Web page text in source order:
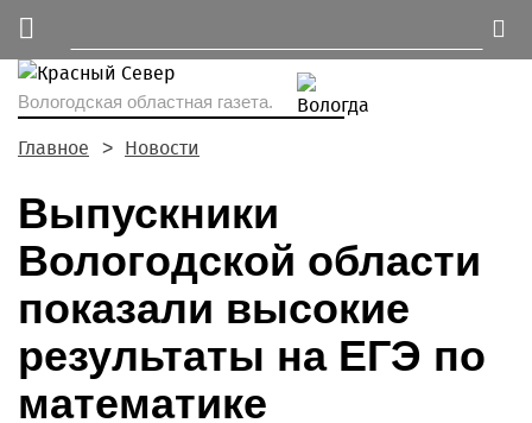
Вологодская областная газета.
Главное Новости
Выпускники
Вологодской области
показали высокие
результаты на ЕГЭ по
математике